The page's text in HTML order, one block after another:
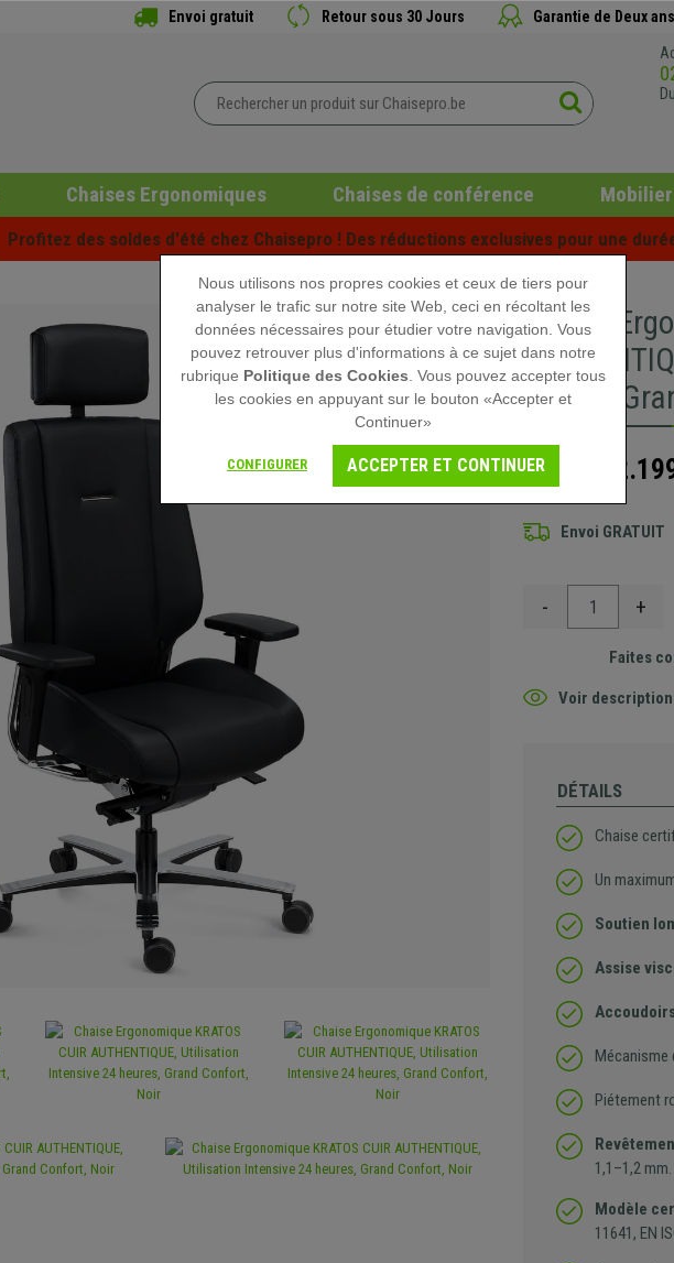
Envoi gratuit Retour sous 30 Jours Garantie de Deux ans
Chaises Ergonomiques Chaises de conférence
Profitez des soldes d'été chez Chaisepro ! Des réductions exclusives pour une
Chaise
heures,
3.009,90 €
Envoi GRATUIT
- +
Faites
Voir
DÉTAILS
Chaise
Un
Soutien
Assise
Mécanisme
Piétement
1,1–1,2 mm.
Modèle
11641, EN
Nous utilisons nos propres cookies et ceux de tiers pour
analyser le trafic sur notre site Web, ceci en récoltant les
données nécessaires pour étudier votre navigation. Vous
pouvez retrouver plus d'informations à ce sujet dans notre
rubrique Politique des Cookies . Vous pouvez accepter tous
les cookies en appuyant sur le bouton «Accepter et
Continuer»
CONFIGURER ACCEPTER ET CONTINUER